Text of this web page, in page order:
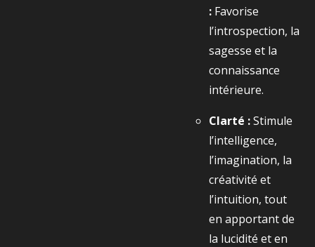
: Favorise
l’introspection, la
sagesse et la
connaissance
intérieure.
Clarté :Stimule
l’intelligence,
l’imagination, la
créativité et
l’intuition, tout
en apportant de
la lucidité et en